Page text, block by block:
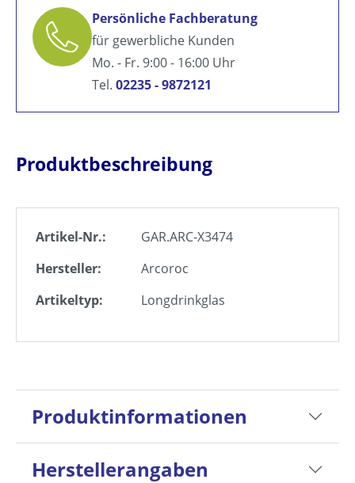
Persönliche Fachberatung
für gewerbliche Kunden
Mo. - Fr. 9:00 - 16:00 Uhr
Tel. 02235 - 9872121
Produktbeschreibung
Artikel-Nr.:
GAR.ARC-X3474
Hersteller:
Arcoroc
Artikeltyp:
Longdrinkglas
Produktinformationen
Herstellerangaben